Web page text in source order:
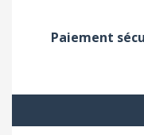
Paiement